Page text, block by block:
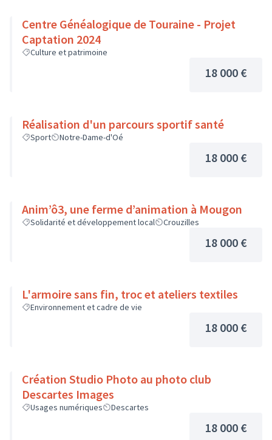
Centre Généalogique de Touraine - Projet
Captation 2024
Culture et patrimoine
18 000 €
Réalisation d'un parcours sportif santé
Sport Notre-Dame-d'Oé
18 000 €
Anim’ô3, une ferme d’animation à Mougon
Solidarité et développement local Crouzilles
18 000 €
L'armoire sans fin, troc et ateliers textiles
Environnement et cadre de vie
18 000 €
Création Studio Photo au photo club
Descartes Images
Usages numériques Descartes
18 000 €